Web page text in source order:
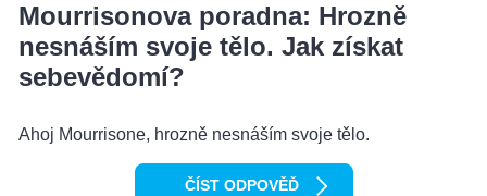
Mourrisonova poradna: Hrozně
nesnáším svoje tělo. Jak získat
sebevědomí?
Ahoj Mourrisone, hrozně nesnáším svoje tělo.
ČÍST ODPOVĚĎ